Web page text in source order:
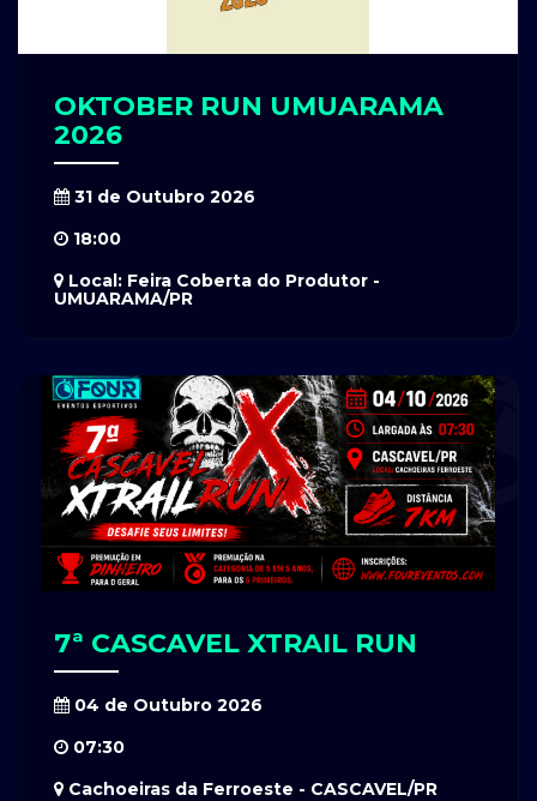
OKTOBER RUN UMUARAMA
2026
31 de Outubro 2026
18:00
Local: Feira Coberta do Produtor -
UMUARAMA/PR
7ª CASCAVEL XTRAIL RUN
04 de Outubro 2026
07:30
Cachoeiras da Ferroeste - CASCAVEL/PR